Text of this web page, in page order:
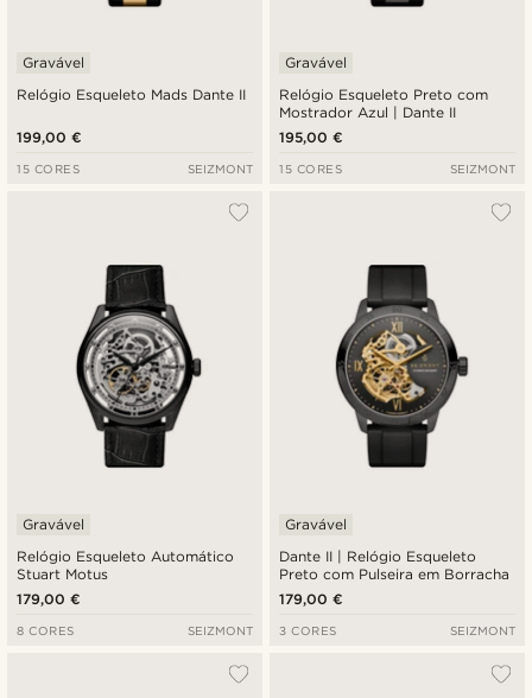
Relógio Esqueleto Mads Dante II
Gravável
199,00 €
15 CORES SEIZMONT
Relógio Esqueleto Preto com
Mostrador Azul | Dante II
Gravável
195,00 €
15 CORES SEIZMONT
Relógio Esqueleto Automático
Stuart Motus
Gravável
179,00 €
8 CORES SEIZMONT
Dante II | Relógio Esqueleto
Preto com Pulseira em Borracha
Gravável
179,00 €
3 CORES SEIZMONT